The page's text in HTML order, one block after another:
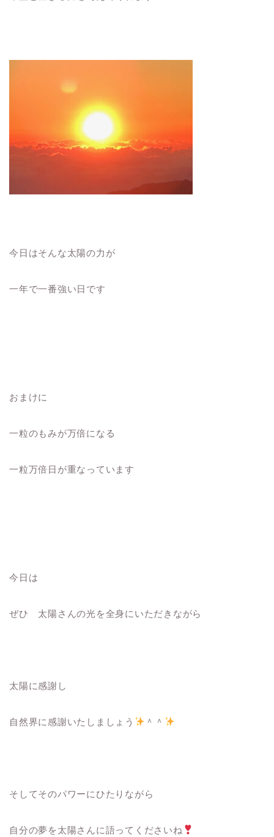
今日はそんな太陽の力が
一年で一番強い日です
おまけに
一粒のもみが万倍になる
一粒万倍日が重なっています
今日は
ぜひ 太陽さんの光を全身にいただきながら
太陽に感謝し
自然界に感謝いたしましょう ＾＾
そしてそのパワーにひたりながら
自分の夢を太陽さんに語ってくださいね